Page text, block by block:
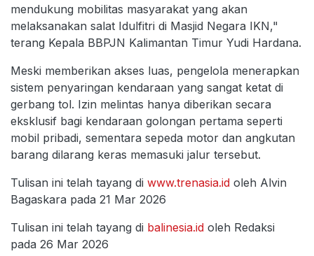
mendukung mobilitas masyarakat yang akan
melaksanakan salat Idulfitri di Masjid Negara IKN,"
terang Kepala BBPJN Kalimantan Timur Yudi Hardana.
Meski memberikan akses luas, pengelola menerapkan
sistem penyaringan kendaraan yang sangat ketat di
gerbang tol. Izin melintas hanya diberikan secara
eksklusif bagi kendaraan golongan pertama seperti
mobil pribadi, sementara sepeda motor dan angkutan
barang dilarang keras memasuki jalur tersebut.
Tulisan ini telah tayang di www.trenasia.id oleh Alvin
Bagaskara pada 21 Mar 2026
Tulisan ini telah tayang di balinesia.id oleh Redaksi
pada 26 Mar 2026